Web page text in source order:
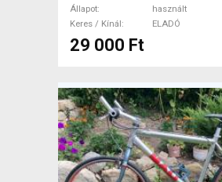
Állapot
használt
Keres / Kínál
ELADÓ
29 000 Ft